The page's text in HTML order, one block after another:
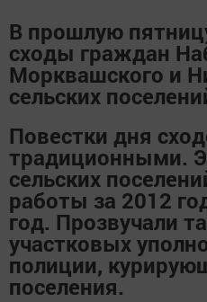
В прошлую
сходы граждан
Морквашского и
сельских
Повестки дня
традиционными.
сельских
работы за 2012
год. Прозвучали
участковых
полиции,
поселения.